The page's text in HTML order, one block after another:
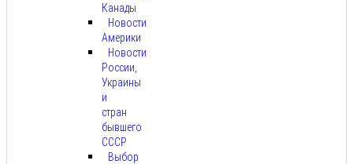
Канады
Новости
Америки
Новости
России,
Украины
и
стран
бывшего
СССР
Выбор